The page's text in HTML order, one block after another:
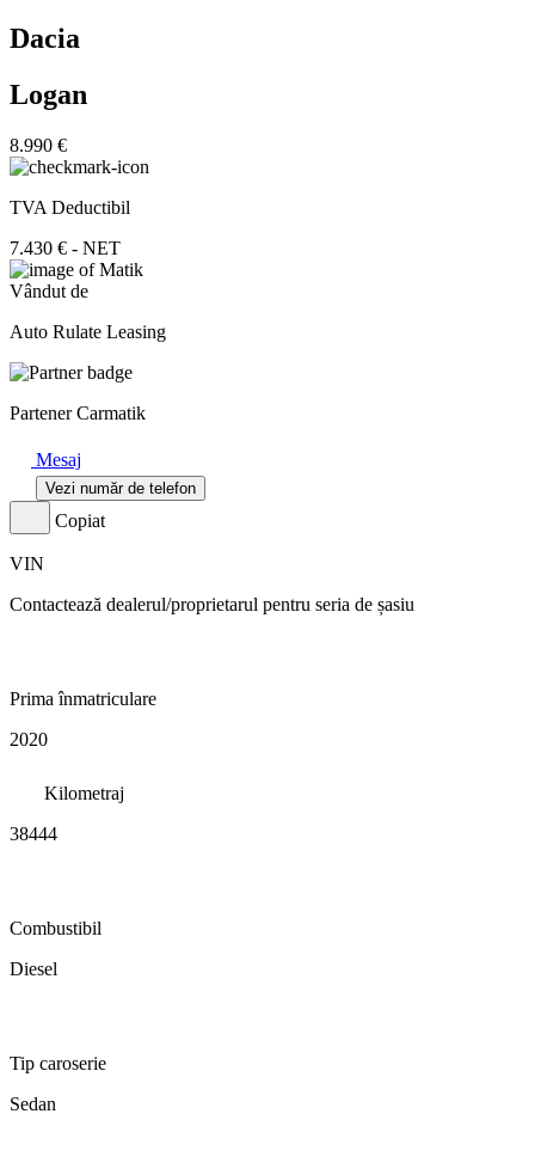
Dacia
Logan
8.990 €
TVA Deductibil
7.430 € - NET
Vândut de
Auto Rulate Leasing
Partener Carmatik
Mesaj
Vezi număr de telefon
Copiat
VIN
Contactează dealerul/proprietarul pentru seria de șasiu
Prima înmatriculare
2020
Kilometraj
38444
Combustibil
Diesel
Tip caroserie
Sedan